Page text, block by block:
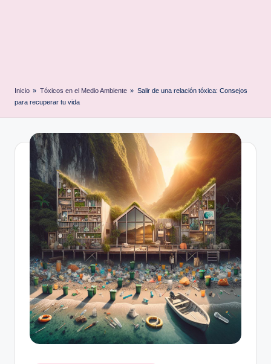
Inicio » Tóxicos en el Medio Ambiente » Salir de una relación tóxica: Consejos
para recuperar tu vida